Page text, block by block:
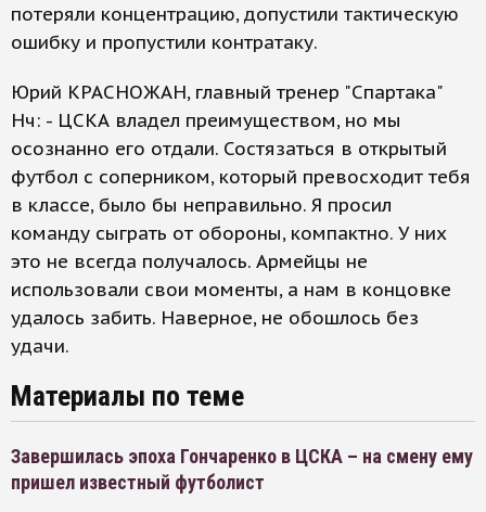
потеряли концентрацию, допустили тактическую
ошибку и пропустили контратаку.
Юрий КРАСНОЖАН, главный тренер "Спартака"
Нч: - ЦСКА владел преимуществом, но мы
осознанно его отдали. Состязаться в открытый
футбол с соперником, который превосходит тебя
в классе, было бы неправильно. Я просил
команду сыграть от обороны, компактно. У них
это не всегда получалось. Армейцы не
использовали свои моменты, а нам в концовке
удалось забить. Наверное, не обошлось без
удачи.
Материалы по теме
Завершилась эпоха Гончаренко в ЦСКА – на смену ему
пришел известный футболист